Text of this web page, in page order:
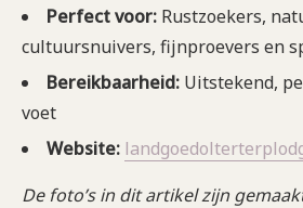
Perfect voor: Rustzoekers,
cultuursnuivers, fijnproevers en
Bereikbaarheid: Uitstekend,
voet
Website:
De foto’s in dit artikel zijn